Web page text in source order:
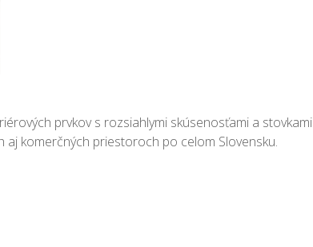
prvkov s rozsiahlymi skúsenosťami a stovkami
komerčných priestoroch po celom Slovensku.